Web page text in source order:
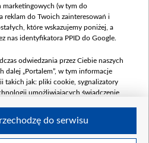
marketingowych (w tym do
reklam do Twoich zainteresowań i
które wskazujemy poniżej, a
nas identyfikatora PPID do Google.
odwiedzania przez Ciebie naszych
dalej „Portalem”, w tym informacje
takich jak: pliki cookie, sygnalizatory
umożliwiających świadczenie
do serwisu